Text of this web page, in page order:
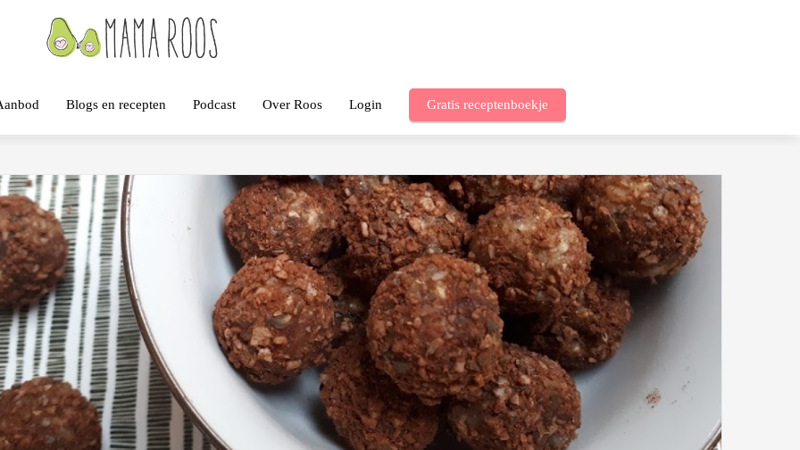
Blogs en recepten Podcast Over Roos Login Gratis receptenboekje